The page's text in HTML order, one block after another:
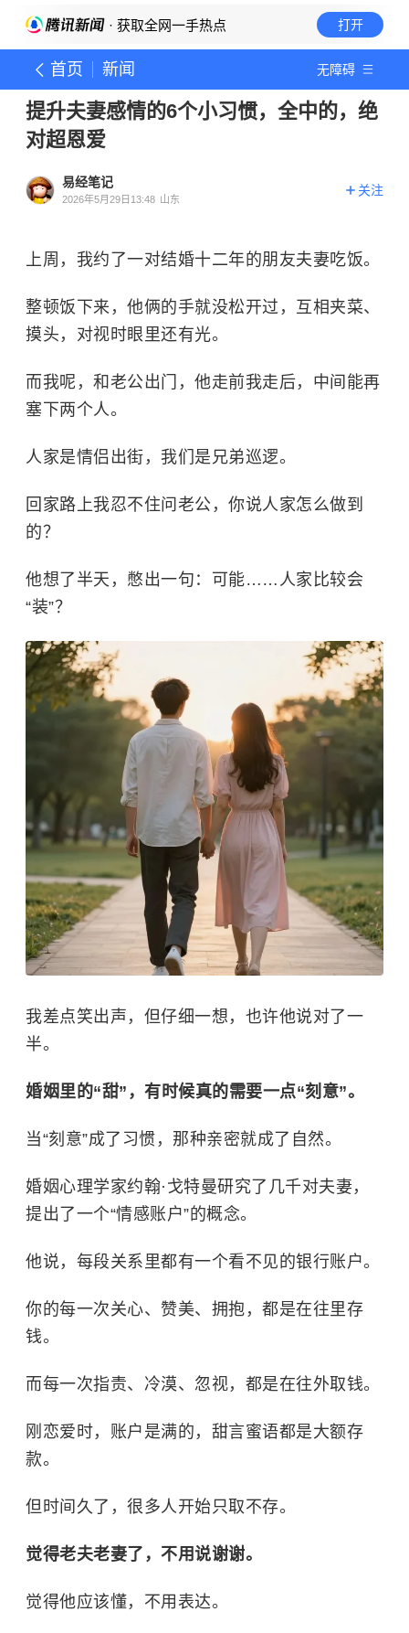
· 获取全网一手热点 打开
首页 新闻 无障碍
提升夫妻感情的6个小习惯，全中的，绝
对超恩爱
易经笔记
2026年5月29日13:48 山东
关注
上周，我约了一对结婚十二年的朋友夫妻吃饭。
整顿饭下来，他俩的手就没松开过，互相夹菜、
摸头，对视时眼里还有光。
而我呢，和老公出门，他走前我走后，中间能再
塞下两个人。
人家是情侣出街，我们是兄弟巡逻。
回家路上我忍不住问老公，你说人家怎么做到
的？
他想了半天，憋出一句：可能……人家比较会
“装”？
我差点笑出声，但仔细一想，也许他说对了一
半。
婚姻里的“甜”，有时候真的需要一点“刻意”。
当“刻意”成了习惯，那种亲密就成了自然。
婚姻心理学家约翰·戈特曼研究了几千对夫妻，
提出了一个“情感账户”的概念。
他说，每段关系里都有一个看不见的银行账户。
你的每一次关心、赞美、拥抱，都是在往里存
钱。
而每一次指责、冷漠、忽视，都是在往外取钱。
刚恋爱时，账户是满的，甜言蜜语都是大额存
款。
但时间久了，很多人开始只取不存。
觉得老夫老妻了，不用说谢谢。
觉得他应该懂，不用表达。